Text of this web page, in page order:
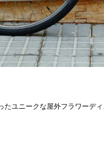
ユニークな屋外フラワーデ